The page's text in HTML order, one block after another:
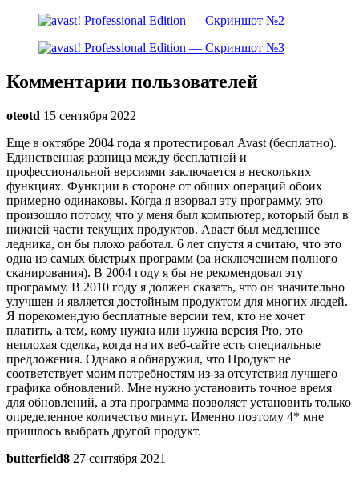
Комментарии пользователей
oteotd 15 сентября 2022
Еще в октябре 2004 года я протестировал Avast (бесплатно).
Единственная разница между бесплатной и
профессиональной версиями заключается в нескольких
функциях. Функции в стороне от общих операций обоих
примерно одинаковы. Когда я взорвал эту программу, это
произошло потому, что у меня был компьютер, который был в
нижней части текущих продуктов. Аваст был медленнее
ледника, он бы плохо работал. 6 лет спустя я считаю, что это
одна из самых быстрых программ (за исключением полного
сканирования). В 2004 году я бы не рекомендовал эту
программу. В 2010 году я должен сказать, что он значительно
улучшен и является достойным продуктом для многих людей.
Я порекомендую бесплатные версии тем, кто не хочет
платить, а тем, кому нужна или нужна версия Pro, это
неплохая сделка, когда на их веб-сайте есть специальные
предложения. Однако я обнаружил, что Продукт не
соответствует моим потребностям из-за отсутствия лучшего
графика обновлений. Мне нужно установить точное время
для обновлений, а эта программа позволяет установить только
определенное количество минут. Именно поэтому 4* мне
пришлось выбрать другой продукт.
butterfield8 27 сентября 2021